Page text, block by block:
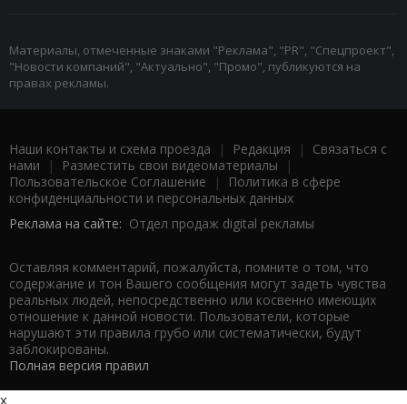
Материалы, отмеченные знаками "Реклама", "PR", "Спецпроект",
"Новости компаний", "Актуально", "Промо", публикуются на
правах рекламы.
Наши контакты и схема проезда | Редакция | Связаться с
нами | Разместить свои видеоматериалы |
Пользовательское Соглашение |
Политика в сфере
конфиденциальности и персональных данных
Реклама на сайте: Отдел продаж digital рекламы
Оставляя комментарий, пожалуйста, помните о том, что
содержание и тон Вашего сообщения могут задеть чувства
реальных людей, непосредственно или косвенно имеющих
отношение к данной новости. Пользователи, которые
нарушают эти правила грубо или систематически, будут
заблокированы.
Полная версия правил
x